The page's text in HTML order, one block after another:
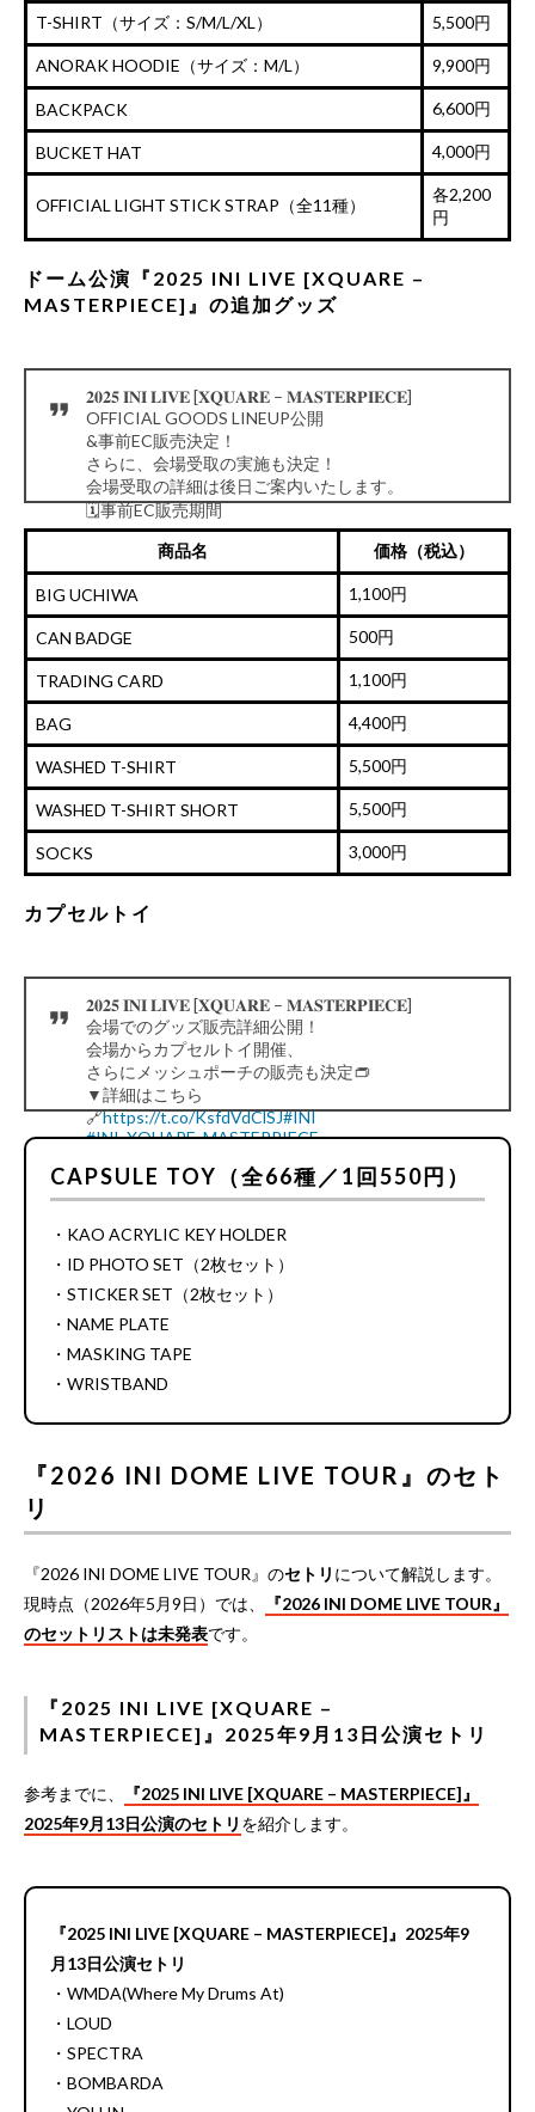
T-SHIRT（サイズ：S/M/L/XL） 5,500円
ANORAK HOODIE（サイズ：M/L） 9,900円
BACKPACK 6,600円
BUCKET HAT 4,000円
OFFICIAL LIGHT STICK STRAP（全11種）
各2,200
円
ドーム公演『2025 INI LIVE [XQUARE –
MASTERPIECE]』の追加グッズ
𝟐𝟎𝟐𝟓 𝐈𝐍𝐈 𝐋𝐈𝐕𝐄 [𝐗𝐐𝐔𝐀𝐑𝐄 – 𝐌𝐀𝐒𝐓𝐄𝐑𝐏𝐈𝐄𝐂𝐄]
OFFICIAL GOODS LINEUP公開
&事前EC販売決定！
さらに、会場受取の実施も決定！
会場受取の詳細は後日ご案内いたします。
🗓️事前EC販売期間
8/19(火)17:00〜8/24(日)23:59
https://t.co/5TWNaB9aH5
#INI…pic.twitter.com/W62tPkxx52
— INI (@official__INI)
August 18, 2025
商品名 価格（税込）
BIG UCHIWA 1,100円
CAN BADGE 500円
TRADING CARD 1,100円
BAG 4,400円
WASHED T-SHIRT 5,500円
WASHED T-SHIRT SHORT 5,500円
SOCKS 3,000円
カプセルトイ
𝟐𝟎𝟐𝟓 𝐈𝐍𝐈 𝐋𝐈𝐕𝐄 [𝐗𝐐𝐔𝐀𝐑𝐄 – 𝐌𝐀𝐒𝐓𝐄𝐑𝐏𝐈𝐄𝐂𝐄]
会場でのグッズ販売詳細公開！
会場からカプセルトイ開催、
さらにメッシュポーチの販売も決定👝
▼詳細はこちら
🔗https://t.co/KsfdVdClSJ#INI
#INI_XQUARE_MASTERPIECE
— INI (@official__INI)September 4, 2025
CAPSULE TOY（全66種／1回550円）
・KAO ACRYLIC KEY HOLDER
・ID PHOTO SET（2枚セット）
・STICKER SET（2枚セット）
・NAME PLATE
・MASKING TAPE
・WRISTBAND
『2026 INI DOME LIVE TOUR』のセト
リ
『2026 INI DOME LIVE TOUR』のセトリ について解説します。
現時点（2026年5月9日）では、
『2026 INI DOME LIVE TOUR』
のセットリストは未発表です。
『2025 INI LIVE [XQUARE –
MASTERPIECE]』2025年9月13日公演セトリ
参考までに、
『2025 INI LIVE [XQUARE – MASTERPIECE]』
2025年9月13日公演のセトリ を紹介します。
『2025 INI LIVE [XQUARE – MASTERPIECE]』2025年9
月13日公演セトリ
・WMDA(Where My Drums At)
・LOUD
・SPECTRA
・BOMBARDA